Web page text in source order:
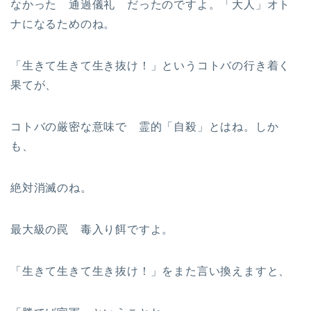
なかった 通過儀礼 だったのですよ。「大人」オト
ナになるためのね。
「生きて生きて生き抜け！」というコトバの行き着く
果てが、
コトバの厳密な意味で 霊的「自殺」とはね。しか
も、
絶対消滅のね。
最大級の罠 毒入り餌ですよ。
「生きて生きて生き抜け！」をまた言い換えますと、